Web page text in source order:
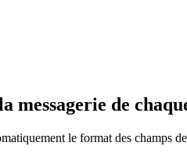
messagerie de
le format des champs